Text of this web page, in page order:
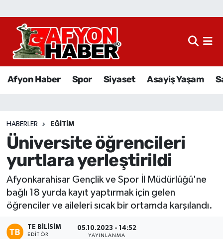
Afyon Haber Spor Siyaset Asayiş Yaşam
HABERLER EĞITIM
Üniversite öğrencileri
yurtlara yerleştirildi
Afyonkarahisar Gençlik ve Spor İl Müdürlüğü'ne
bağlı 18 yurda kayıt yaptırmak için gelen
öğrenciler ve aileleri sıcak bir ortamda karşılandı.
TE BILISIM
EDITÖR
05.10.2023 - 14:52
YAYINLANMA
Afyon Haber
Sağlık
Eğitim
Sivil Toplum